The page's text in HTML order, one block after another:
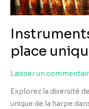
place
Laisser un
Explorez la diversité
unique de la harpe
la
harpe